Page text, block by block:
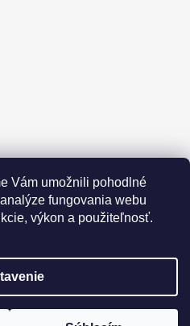
Vám umožnili pohodlné
fungovania webu
výkon a použiteľnosť.
|Realizoval Appgrade